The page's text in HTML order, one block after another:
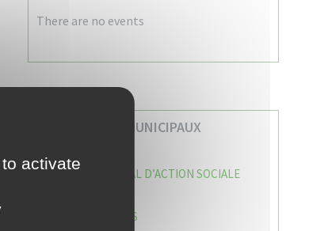
There are no events
VOS SERVICES MUNICIPAUX
CENTRE COMMUNAL D’ACTION SOCIALE
CAISSE DES ÉCOLES
activate